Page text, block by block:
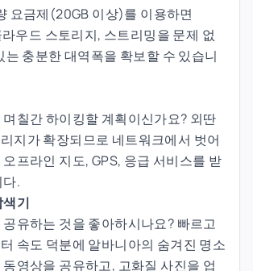
요금제(20GB 이상)를 이용하면
우드 스토리지, 스트리밍을 문제 없
는 충분한 대역폭을 확보할 수 있습니
칠간 하이킹할 계획이신가요? 외딴
지가 확장되므로 네트워크에서 벗어
프라인 지도, GPS, 응급 서비스를 받
.
색기
유하는 것을 좋아하시나요? 빠르고
속도 덕분에 알바니아의 숨겨진 명소
영상을 공유하고, 고화질 사진을 업